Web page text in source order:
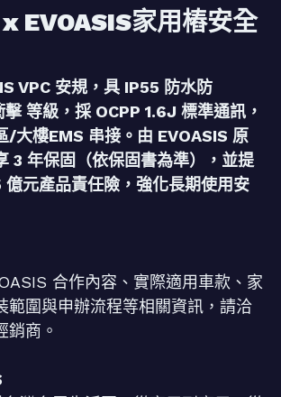
EVOASIS家用樁安全
VPC 安規，具 IP55 防水防
擊 等級，採 OCPP 1.6J 標準通訊，
/大樓EMS 串接。由 EVOASIS 原
3 年保固（依保固書為準），並提
億元產品責任險，強化長期使用安
合作內容、實際適用車款、家
範圍與申辦流程等相關資訊，請洽
銷商。